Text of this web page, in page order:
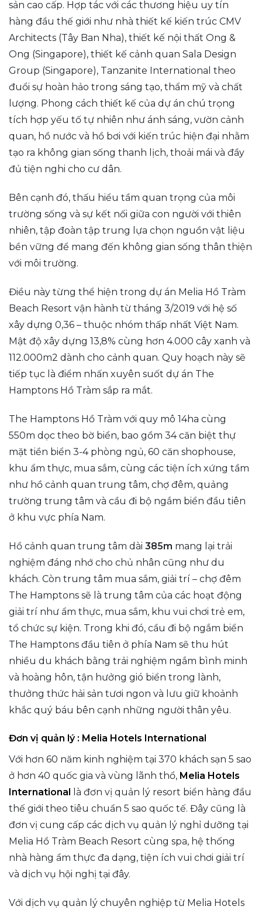
sản cao cấp. Hợp tác với các thương hiệu uy tín
hàng đầu thế giới như nhà thiết kế kiến trúc CMV
Architects (Tây Ban Nha), thiết kế nội thất Ong &
Ong (Singapore), thiết kế cảnh quan Sala Design
Group (Singapore), Tanzanite International theo
đuổi sự hoàn hảo trong sáng tạo, thẩm mỹ và chất
lượng. Phong cách thiết kế của dự án chú trọng
tích hợp yếu tố tự nhiên như ánh sáng, vườn cảnh
quan, hồ nước và hồ bơi với kiến trúc hiện đại nhằm
tạo ra không gian sống thanh lịch, thoải mái và đầy
đủ tiện nghi cho cư dân.
Bên cạnh đó, thấu hiểu tầm quan trọng của môi
trường sống và sự kết nối giữa con người với thiên
nhiên, tập đoàn tập trung lựa chọn nguồn vật liệu
bền vững để mang đến không gian sống thân thiện
với môi trường.
Điều này từng thể hiện trong dự án Melia Hồ Tràm
Beach Resort vận hành từ tháng 3/2019 với hệ số
xây dựng 0,36 – thuộc nhóm thấp nhất Việt Nam.
Mật độ xây dựng 13,8% cùng hơn 4.000 cây xanh và
112.000m2 dành cho cảnh quan. Quy hoạch này sẽ
tiếp tục là điểm nhấn xuyên suốt dự án The
Hamptons Hồ Tràm sắp ra mắt.
The Hamptons Hồ Tràm với quy mô 14ha cùng
550m dọc theo bờ biển, bao gồm 34 căn biệt thự
mặt tiền biển 3-4 phòng ngủ, 60 căn shophouse,
khu ẩm thực, mua sắm, cùng các tiện ích xứng tầm
như hồ cảnh quan trung tâm, chợ đêm, quảng
trường trung tâm và cầu đi bộ ngắm biển đầu tiên
ở khu vực phía Nam.
Hồ cảnh quan trung tâm dài 385m mang lại trải
nghiệm đáng nhớ cho chủ nhân cũng như du
khách. Còn trung tâm mua sắm, giải trí – chợ đêm
The Hamptons sẽ là trung tâm của các hoạt động
giải trí như ẩm thực, mua sắm, khu vui chơi trẻ em,
tổ chức sự kiện. Trong khi đó, cầu đi bộ ngắm biển
The Hamptons đầu tiên ở phía Nam sẽ thu hút
nhiều du khách bằng trải nghiệm ngắm bình minh
và hoàng hôn, tận hưởng gió biển trong lành,
thưởng thức hải sản tươi ngon và lưu giữ khoảnh
khắc quý báu bên cạnh những người thân yêu.
Đơn vị quản lý : Melia Hotels International
Với hơn 60 năm kinh nghiệm tại 370 khách sạn 5 sao
ở hơn 40 quốc gia và vùng lãnh thổ, Melia Hotels
International
là đơn vị quản lý resort biển hàng đầu
thế giới theo tiêu chuẩn 5 sao quốc tế. Đây cũng là
đơn vị cung cấp các dịch vụ quản lý nghỉ dưỡng tại
Melia Hồ Tràm Beach Resort cùng spa, hệ thống
nhà hàng ẩm thực đa dạng, tiện ích vui chơi giải trí
và dịch vụ hội nghị tại đây.
Với dịch vụ quản lý chuyên nghiệp từ Melia Hotels